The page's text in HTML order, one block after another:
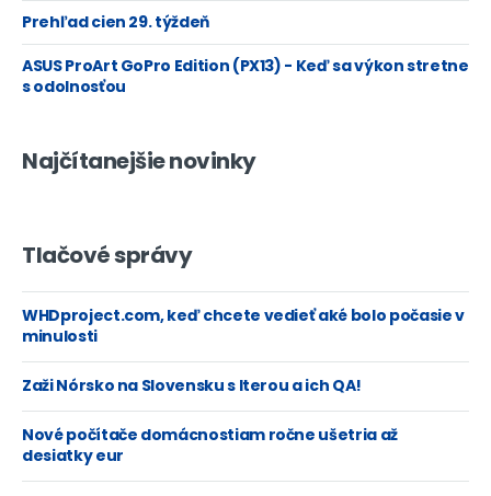
Prehľad cien 29. týždeň
ASUS ProArt GoPro Edition (PX13) - Keď sa výkon stretne
s odolnosťou
Najčítanejšie novinky
Tlačové správy
WHDproject.com, keď chcete vedieť aké bolo počasie v
minulosti
Zaži Nórsko na Slovensku s Iterou a ich QA!
Nové počítače domácnostiam ročne ušetria až
desiatky eur